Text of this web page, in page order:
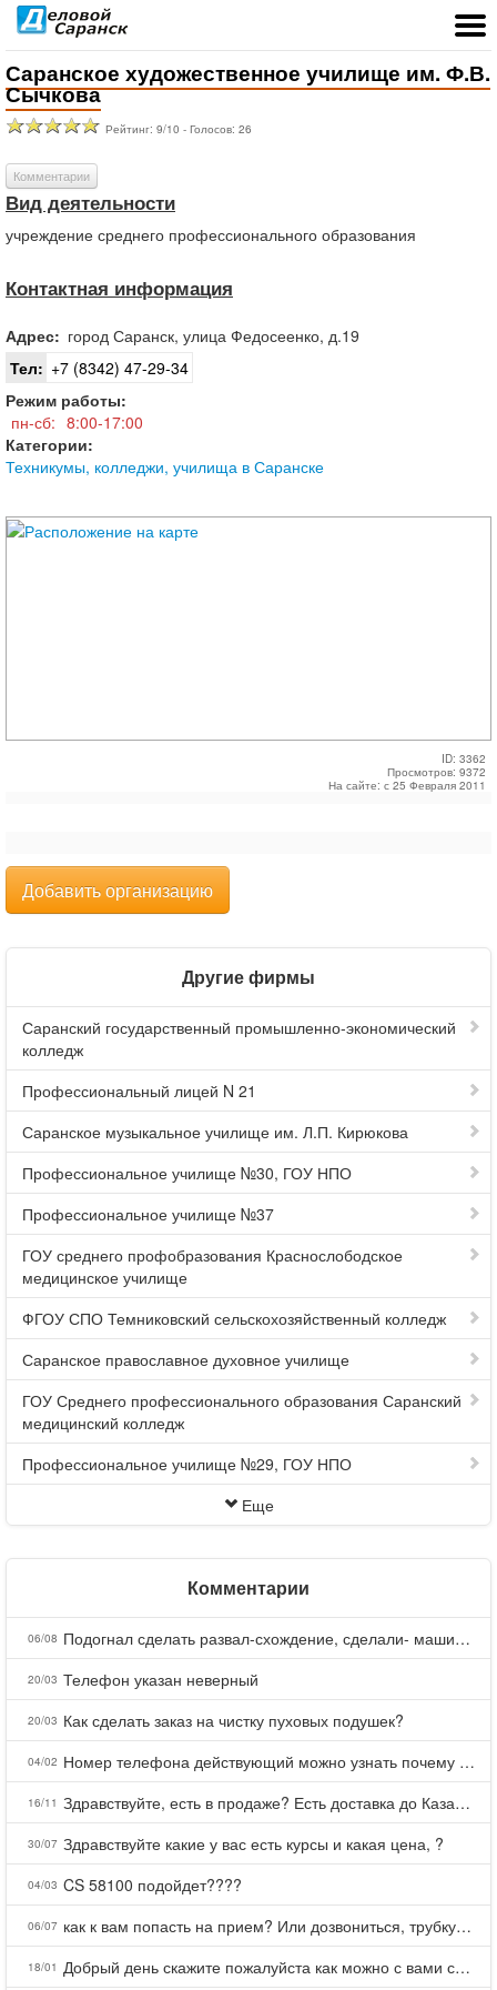
Саранское художественное училище им. Ф.В.
Сычкова
Рейтинг: 9/10 - Голосов: 26
Комментарии
Вид деятельности
учреждение среднего профессионального образования
Контактная информация
Адрес: город Саранск, улица Федосеенко, д.19
Тел: +7 (8342) 47-29-34
Режим работы:
пн-сб: 8:00-17:00
Категории:
Техникумы, колледжи, училища в Саранске
ID: 3362
Просмотров: 9372
На сайте: с 25 Февраля 2011
Добавить организацию
Другие фирмы
Саранский государственный промышленно-экономический
колледж
Профессиональный лицей N 21
Саранское музыкальное училище им. Л.П. Кирюкова
Профессиональное училище №30, ГОУ НПО
Профессиональное училище №37
ГОУ среднего профобразования Краснослободское
медицинское училище
ФГОУ СПО Темниковский сельскохозяйственный колледж
Саранское православное духовное училище
ГОУ Среднего профессионального образования Саранский
медицинский колледж
Профессиональное училище №29, ГОУ НПО
Еще
Комментарии
06/08 Подогнал сделать развал-схождение, сделали- машина уходит на право и колеса проверил все хорошо с атмосферами ужас как можно делать авто, не ужели не берегут свою репутацию, не советую.
20/03 Телефон указан неверный
20/03 Как сделать заказ на чистку пуховых подушек?
04/02 Номер телефона действующий можно узнать почему номер неправельный
16/11 Здравствуйте, есть в продаже? Есть доставка до Казани?
30/07 Здравствуйте какие у вас есть курсы и какая цена, ?
04/03 CS 58100 подойдет????
06/07 как к вам попасть на прием? Или дозвониться, трубку не берете.
18/01 Добрый день скажите пожалуйста как можно с вами связаться . Телефон не отвечает .Заказала кухню в тц Хороший есть претензии а менеджер контактов не дает .Что делать?